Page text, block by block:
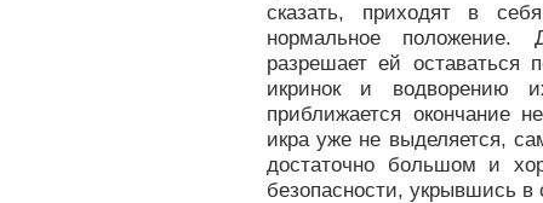
сказать, приходят в
нормальное
разрешает ей
икринок и водворению
приближается окончание
икра уже не выделяется,
достаточно большом и
безопасности, укрывшись